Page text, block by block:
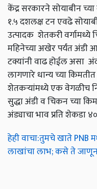
केंद्र सरकारने सोयाबीन
१.५ दशलक्ष टन एवढे
उत्पादक शेतकरी वर्गामध्ये
महिनेच्या अखेर पर्यंत अंडी
टक्यांनी वाढ होईल असा
लागणारे धान्य च्या
शेतकऱ्यांमध्ये एक वेगळीच
सुद्धा अंडी व चिकन च्या
अंड्याचा भाव प्रति शेकडा
हेही वाचा:तुमचे खाते
लाखांचा लाभ; कसे ते